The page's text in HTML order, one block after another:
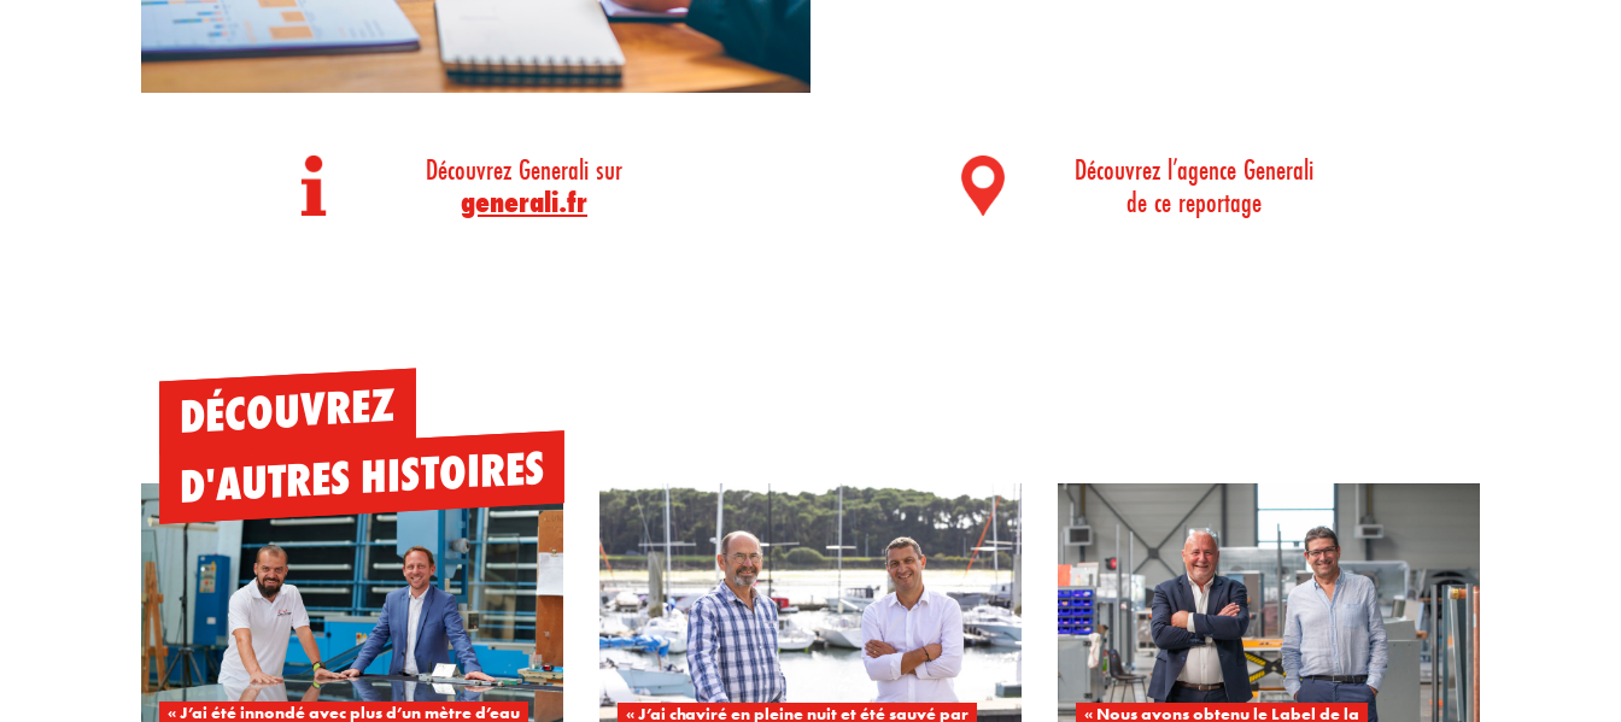
Découvrez Generali sur
generali.fr
Découvrez l’agence Generali
de ce reportage
DÉCOUVREZ
D'AUTRES HISTOIRES
« J’ai été innondé avec plus d’un mètre d’eau « J’ai chaviré en pleine nuit et été sauvé par « Nous avons obtenu le Label de la